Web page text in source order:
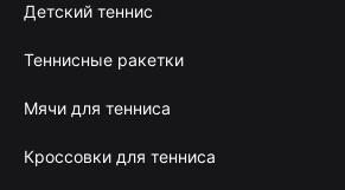
Детский теннис
Теннисные ракетки
Мячи для тенниса
Кроссовки для тенниса